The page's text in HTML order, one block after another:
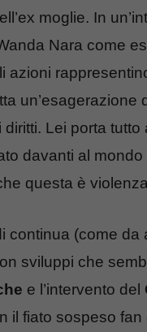
moglie. In
Nara come
un’esagerazione
Lei porta
davanti al
questa è
(come da
sviluppi che
e l’intervento del
fiato sospeso